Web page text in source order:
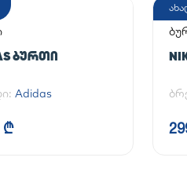
ᲑᲣᲠᲗᲘ
Adidas
₾